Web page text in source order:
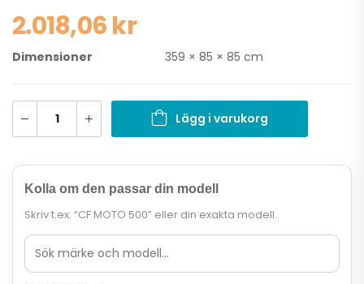
2.018,06kr
Dimensioner 359 × 85 × 85 cm
Lägg i varukorg
Kolla om den passar din modell
Skriv t.ex. “CF MOTO 500” eller din exakta modell.